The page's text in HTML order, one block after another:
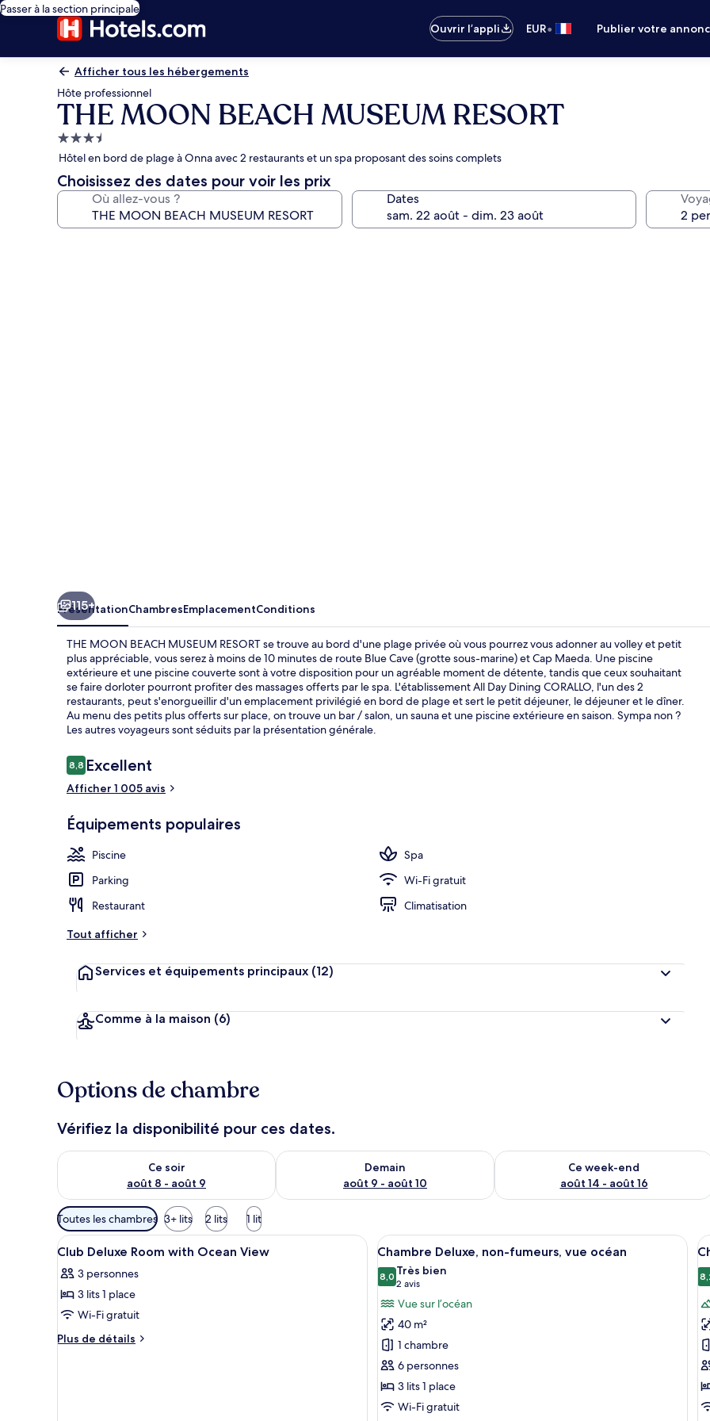
Passer à la section principale
Ouvrir l’appli
EUR• Publier votre
Afficher tous les hébergements
Hôte professionnel
THE MOON BEACH MUSEUM RESORT
Hébergement
3.5 étoiles
Hôtel en bord de plage à Onna avec 2 restaurants et un spa proposant des soins complets
Choisissez des dates pour voir les prix
Où allez-vous ? Dates
115+
PrésentationChambresEmplacementConditions
THE MOON BEACH MUSEUM RESORT se trouve au bord d'une plage privée où vous pourrez vous adonner au volley et petit
plus appréciable, vous serez à moins de 10 minutes de route Blue Cave (grotte sous-marine) et Cap Maeda. Une piscine
extérieure et une piscine couverte sont à votre disposition pour un agréable moment de détente, tandis que ceux souhaitant
se faire dorloter pourront profiter des massages offerts par le spa. L'établissement All Day Dining CORALLO, l'un des 2
restaurants, peut s'enorgueillir d'un emplacement privilégié en bord de plage et sert le petit déjeuner, le déjeuner et le dîner.
Au menu des petits plus offerts sur place, on trouve un bar / salon, un sauna et une piscine extérieure en saison. Sympa non ?
Les autres voyageurs sont séduits par la présentation générale.
Avis
voyageurs
8,88,8 sur 10
Excellent
Afficher 1 005 avis
Équipements populaires
Piscine
Spa
Parking
Wi-Fi gratuit
Restaurant
Climatisation
Tout afficher
Services et équipements principaux (12)
Comme à la maison (6)
Options de chambre
Vérifiez la disponibilité pour ces dates.
Ce soir
août 8 - août 9
Vérifier la disponibilité pour ce soir août 8 - août 9
Demain
août 9 - août 10
Vérifier la disponibilité pour demain août 9 - août 10
Ce week-end
août 14 - août 16
Vérifier la disponibilité pour ce week-
Filtres
disponibles
pour
chambres
Toutes les chambres 3+ lits 2 lits 1 lit
Afficher
toutes
les
photos
pour
ce
Coffres-forts dans les chambres, Wi-Fi gratuit, draps fournis
5
Club Deluxe Room with Ocean View
3 personnes
3 lits 1 place
Wi-Fi gratuit
Plus de détails
Plus
Afficher
toutes
les
photos
pour
ce
type
de
chambre :
Chambre
Une chambre d’hôtel avec deux lits,
12
Chambre Deluxe, non-fumeurs, vue océan
8,08,0 sur 10
Très bien
2 avis
(2 avis)
Vue sur l’océan
40 m²
1 chambre
6 personnes
3 lits 1 place
Wi-Fi gratuit